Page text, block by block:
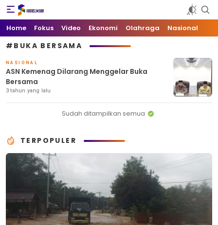
Kata Sumbar
Berita Sumbar Hari Ini
Home Fokus Video Ekonomi Olahraga Nasional
#BUKA BERSAMA
NASIONAL
ASN Kemenag Dilarang Menggelar Buka
Bersama
3 tahun yang lalu
Sudah ditampilkan semua
TERPOPULER